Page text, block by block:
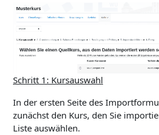
Schritt 1: Kursauswahl
In der ersten Seite des
zunächst den Kurs, den Sie
Liste auswählen.